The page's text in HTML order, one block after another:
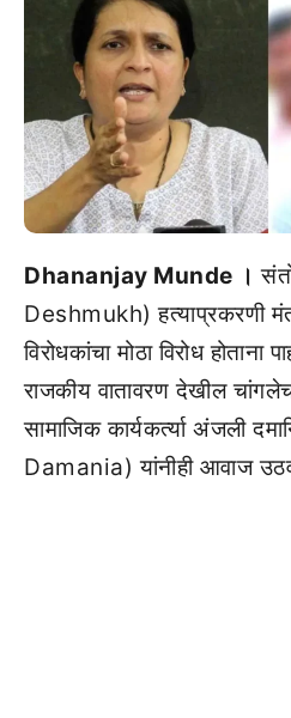
Dhananjay Munde ।
Deshmukh) हत्याप्रकरणी
विरोधकांचा मोठा विरोध
राजकीय वातावरण देखील
सामाजिक कार्यकर्त्या अंजली
Damania) यांनीही आवाज